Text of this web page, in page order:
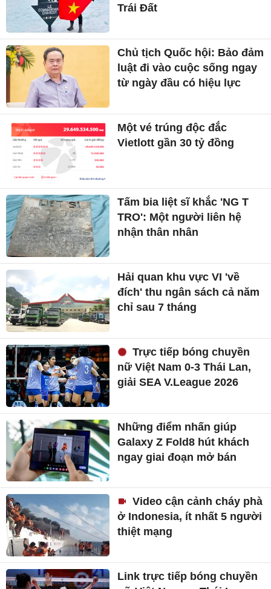
Trái Đất
Chủ tịch Quốc hội: Bảo đảm
luật đi vào cuộc sống ngay
từ ngày đầu có hiệu lực
Một vé trúng độc đắc
Vietlott gần 30 tỷ đồng
Tấm bia liệt sĩ khắc 'NG T
TRO': Một người liên hệ
nhận thân nhân
Hải quan khu vực VI 'về
đích' thu ngân sách cả năm
chỉ sau 7 tháng
Trực tiếp bóng chuyền
nữ Việt Nam 0-3 Thái Lan,
giải SEA V.League 2026
Những điểm nhấn giúp
Galaxy Z Fold8 hút khách
ngay giai đoạn mở bán
Video cận cảnh cháy phà
ở Indonesia, ít nhất 5 người
thiệt mạng
Link trực tiếp bóng chuyền